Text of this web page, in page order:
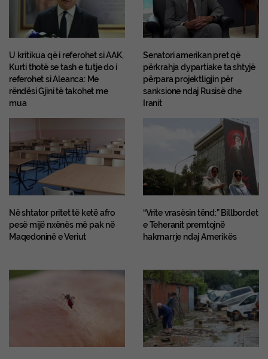
U kritikua që i referohet si AAK,
Kurti thotë se tash e tutje do i
referohet si Aleanca: Me
rëndësi Gjini të takohet me
mua
Senatori amerikan pret që
përkrahja dypartiake ta shtyjë
përpara projektligjin për
sanksione ndaj Rusisë dhe
Iranit
Në shtator pritet të ketë afro
pesë mijë nxënës më pak në
Maqedoninë e Veriut
“Vrite vrasësin tënd:” Billbordet
e Teheranit premtojnë
hakmarrje ndaj Amerikës